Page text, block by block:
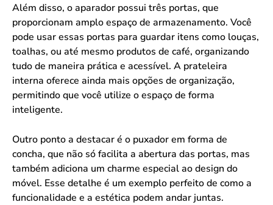
Além disso, o aparador possui três portas, que
proporcionam amplo espaço de armazenamento. Você
pode usar essas portas para guardar itens como louças,
toalhas, ou até mesmo produtos de café, organizando
tudo de maneira prática e acessível. A prateleira
interna oferece ainda mais opções de organização,
permitindo que você utilize o espaço de forma
inteligente.
Outro ponto a destacar é o puxador em forma de
concha, que não só facilita a abertura das portas, mas
também adiciona um charme especial ao design do
móvel. Esse detalhe é um exemplo perfeito de como a
funcionalidade e a estética podem andar juntas.